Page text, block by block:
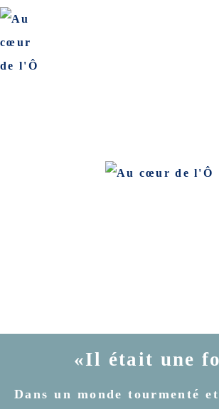
«Il était une
Dans un monde tourmenté